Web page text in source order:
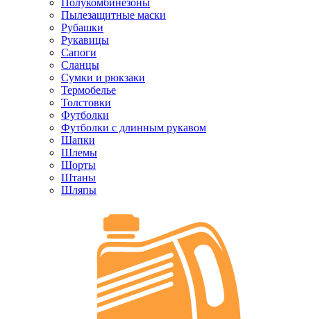
Полукомбинезоны
Пылезащитные маски
Рубашки
Рукавицы
Сапоги
Сланцы
Сумки и рюкзаки
Термобелье
Толстовки
Футболки
Футболки с длинным рукавом
Шапки
Шлемы
Шорты
Штаны
Шляпы